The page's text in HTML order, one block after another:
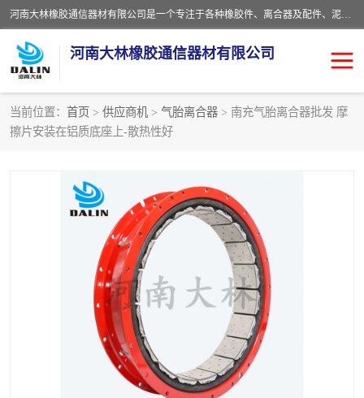
河南大林橡胶通信器材有限公司是一个专注于各种橡胶件、离合器及配件、泥浆泵及配件等产品设计制造和加工的企业。产品应用于矿山、冶金、石油、钢铁、化工、水泥、船舶、造纸、通用机械等各种大功率机械传动或制动装置。
河南大林橡胶通信器材有限公司
当前位置： 首页 > 供应商机 > 气胎离合器 > 南充气胎离合器批发 摩
擦片安装在铝质底座上-散热性好
推盘离合器
VC离合器
PO隔膜离合器 气胎离合器
泥浆泵空气包胶囊 气动元件
DY隔膜式离合器 CB离合器
实芯轮胎
联轴器